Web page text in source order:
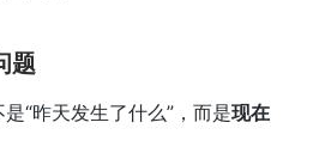
题
“昨天发生了什么”，而是现在